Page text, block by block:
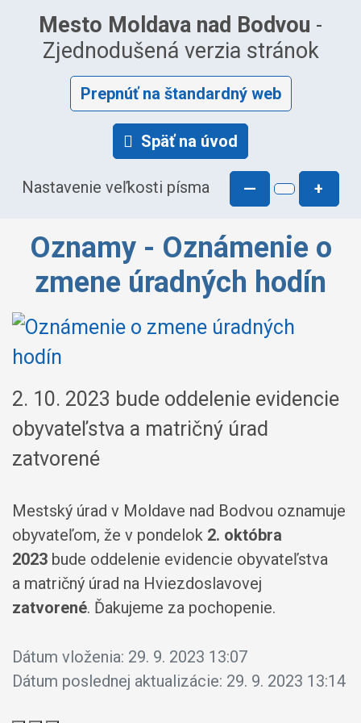
Mesto Moldava nad Bodvou -
Zjednodušená verzia stránok
Prepnúť na štandardný web
Späť na úvod
Nastavenie veľkosti písma — +
Oznamy - Oznámenie o
zmene úradných hodín
2. 10. 2023 bude oddelenie evidencie
obyvateľstva a matričný úrad
zatvorené
Mestský úrad v Moldave nad Bodvou oznamuje
obyvateľom, že v pondelok 2. októbra
2023 bude oddelenie evidencie obyvateľstva
a matričný úrad na Hviezdoslavovej
zatvorené. Ďakujeme za pochopenie.
Dátum vloženia: 29. 9. 2023 13:07
Dátum poslednej aktualizácie: 29. 9. 2023 13:14